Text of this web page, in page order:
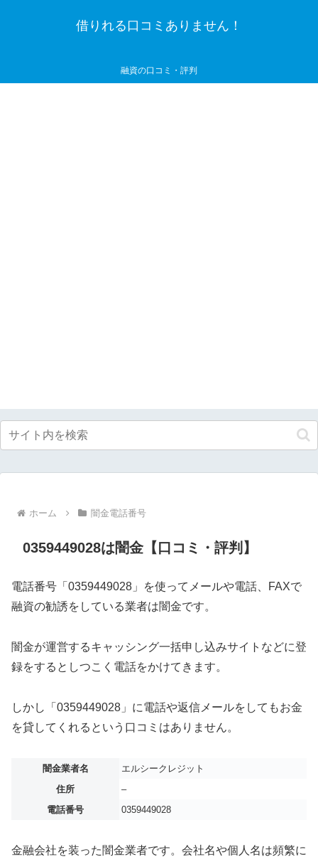
借りれる口コミありません！
融資の口コミ・評判
ホーム 闇金電話番号
0359449028は闇金【口コミ・評判】
電話番号「0359449028」を使ってメールや電話、FAXで
融資の勧誘をしている業者は闇金です。
闇金が運営するキャッシング一括申し込みサイトなどに登
録をするとしつこく電話をかけてきます。
しかし「0359449028」に電話や返信メールをしてもお金
を貸してくれるという口コミはありません。
闇金業者名
エルシークレジット
住所
–
電話番号
0359449028
金融会社を装った闇金業者です。会社名や個人名は頻繁に